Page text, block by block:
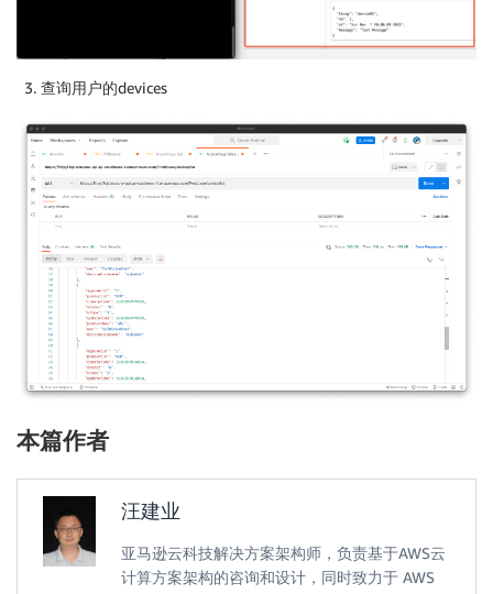
'ct':
      'message': "Test Message"
    }
    message = mqttc.json_encode(message)
mqttc.publish("999999/2AF8BC6AD9A2/", message,
    print ("Message Published " + message)
#Connect to the gateway
mqttc.connect()
print ("Connected")
i=0
#Loop until terminated
while True:
    send(i)
    time.sleep(5)
#send(i)
查询用户的devices
本篇作者
汪建业
亚马逊云科技解决方案架构师，负责基于AWS云
计算方案架构的咨询和设计，同时致力于 AWS